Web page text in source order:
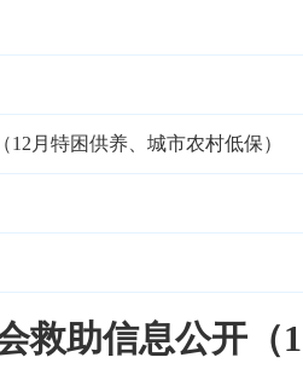
12月特困供养、城市农村低保）
救助信息公开（